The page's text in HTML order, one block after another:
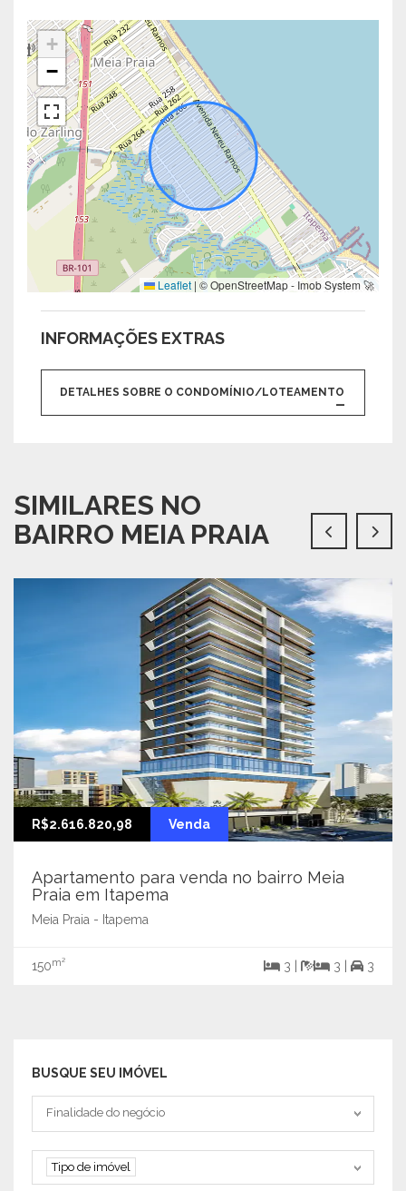
+
−
Leaflet | © OpenStreetMap - Imob System 🚀
INFORMAÇÕES EXTRAS
DETALHES SOBRE O CONDOMÍNIO/LOTEAMENTO
SIMILARES NO
BAIRRO MEIA PRAIA
R$2.616.820,98 Venda
Apartamento para venda no bairro Meia
Praia em Itapema
Meia Praia - Itapema
150m² 3 | 3 | 3
BUSQUE SEU IMÓVEL
Tipo negociação
Finalidade do negócio
Tipo de imóvel
Tipo de imóvel